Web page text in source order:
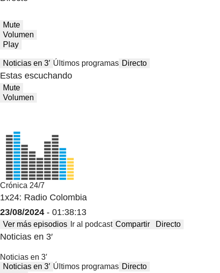
Mute
Volumen
Play
Noticias en 3′ Últimos programas Directo
Estas escuchando
Mute
Volumen
Crónica 24/7
1x24: Radio Colombia
23/08/2024 - 01:38:13
Ver más episodios Ir al podcast Compartir Directo
Noticias en 3′
Noticias en 3′
Noticias en 3′ Últimos programas Directo